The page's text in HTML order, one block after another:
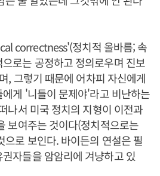
correctness'(정치적 올바름; 속
로는 공정하고 정의로우며 진보
, 그렇기 때문에 어차피 자신에게
게 '니들이 문제야'라고 비난하는
나서 미국 정치의 지형이 이전과
보여주는 것이다(정치적으로는
으로 보인다. 바이든의 연설은 필
자들을 암암리에 겨냥하고 있